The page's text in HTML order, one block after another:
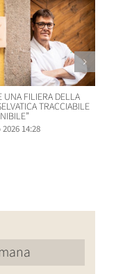
UNA FILIERA DELLA
TRACCIABILE
14:28